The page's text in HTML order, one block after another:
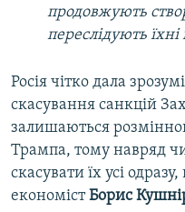
продовжують
переслідують
Росія чітко дала
скасування санкцій
залишаються
Трампа, тому навряд
скасувати їх усі
економістБорис